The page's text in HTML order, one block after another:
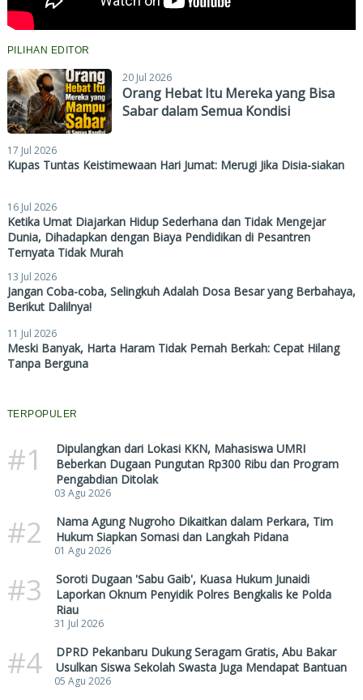
PILIHAN EDITOR
20 Jul 2026
Orang Hebat Itu Mereka yang Bisa
Sabar dalam Semua Kondisi
17 Jul 2026
Kupas Tuntas Keistimewaan Hari Jumat: Merugi Jika Disia-siakan
16 Jul 2026
Ketika Umat Diajarkan Hidup Sederhana dan Tidak Mengejar
Dunia, Dihadapkan dengan Biaya Pendidikan di Pesantren
Ternyata Tidak Murah
13 Jul 2026
Jangan Coba-coba, Selingkuh Adalah Dosa Besar yang Berbahaya,
Berikut Dalilnya!
11 Jul 2026
Meski Banyak, Harta Haram Tidak Pernah Berkah: Cepat Hilang
Tanpa Berguna
TERPOPULER
#1
Dipulangkan dari Lokasi KKN, Mahasiswa UMRI
Beberkan Dugaan Pungutan Rp300 Ribu dan Program
Pengabdian Ditolak
03 Agu 2026
#2
Nama Agung Nugroho Dikaitkan dalam Perkara, Tim
Hukum Siapkan Somasi dan Langkah Pidana
01 Agu 2026
#3
Soroti Dugaan 'Sabu Gaib', Kuasa Hukum Junaidi
Laporkan Oknum Penyidik Polres Bengkalis ke Polda
Riau
31 Jul 2026
#4
DPRD Pekanbaru Dukung Seragam Gratis, Abu Bakar
Usulkan Siswa Sekolah Swasta Juga Mendapat Bantuan
05 Agu 2026